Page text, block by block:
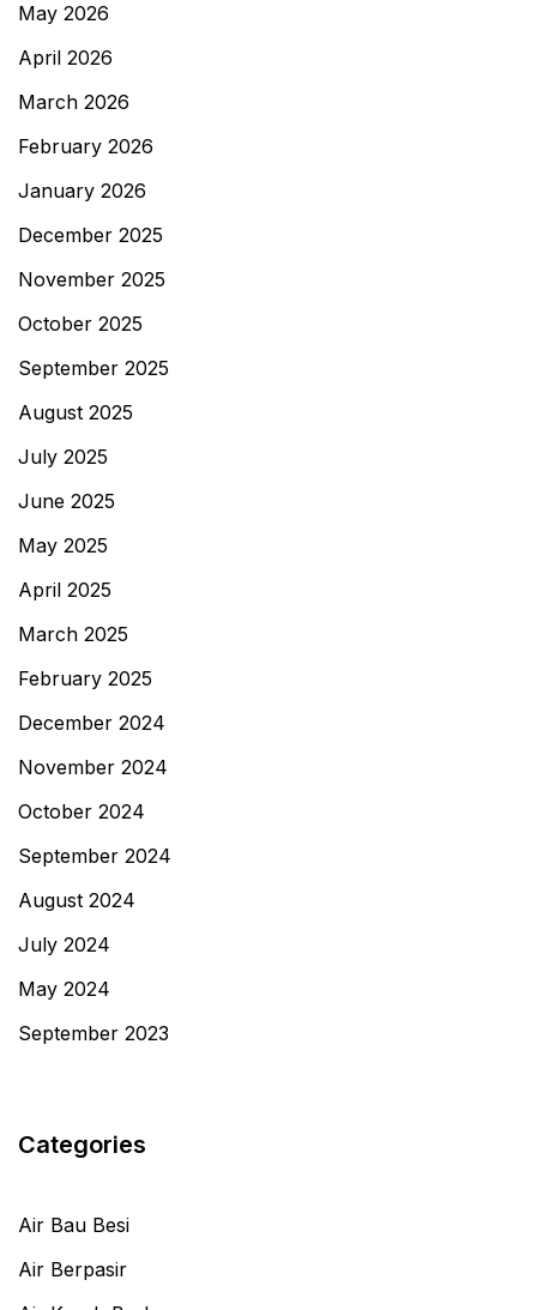
May 2026
April 2026
March 2026
February 2026
January 2026
December 2025
November 2025
October 2025
September 2025
August 2025
July 2025
June 2025
May 2025
April 2025
March 2025
February 2025
December 2024
November 2024
October 2024
September 2024
August 2024
July 2024
May 2024
September 2023
Categories
Air Bau Besi
Air Berpasir